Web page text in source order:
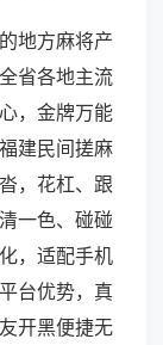
地方麻将产
省各地主流
，金牌万能
建民间搓麻
，花杠、跟
一色、碰碰
，适配手机
台优势，真
开黑便捷无